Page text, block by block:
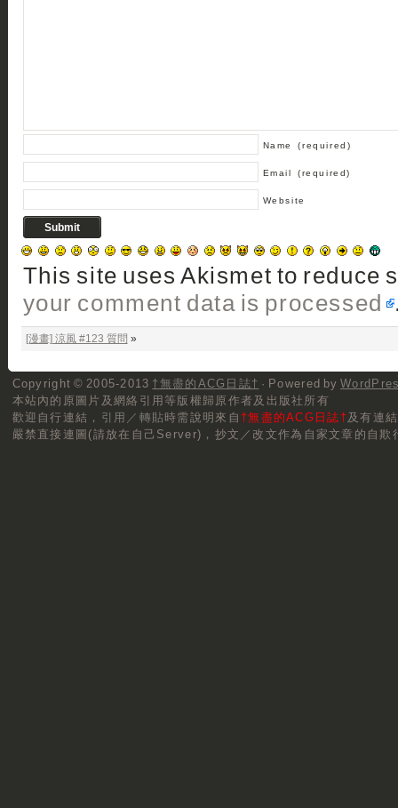
Name (required)
Email (required)
Website
This site uses Akismet to reduce
your comment data is processed
[漫畫] 涼風 #123 質問 »
Copyright © 2005-2013 †無盡的ACG日誌† · Powered by
本站內的原圖片及網絡引用等版權歸原作者及出版社所有
歡迎自行連結， 引用／轉貼時需說明來自 †無盡的ACG日誌†及有連
嚴禁直接連圖(請放在自己Server)，抄文／改文作為自家文章的自欺